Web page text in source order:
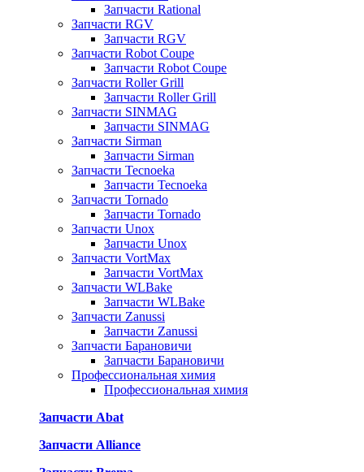
Запчасти Rational
Запчасти RGV
Запчасти RGV
Запчасти Robot Coupe
Запчасти Robot Coupe
Запчасти Roller Grill
Запчасти Roller Grill
Запчасти SINMAG
Запчасти SINMAG
Запчасти Sirman
Запчасти Sirman
Запчасти Tecnoeka
Запчасти Tecnoeka
Запчасти Tornado
Запчасти Tornado
Запчасти Unox
Запчасти Unox
Запчасти VortMax
Запчасти VortMax
Запчасти WLBake
Запчасти WLBake
Запчасти Zanussi
Запчасти Zanussi
Запчасти Барановичи
Запчасти Барановичи
Профессиональная химия
Профессиональная химия
Запчасти Abat
Запчасти Alliance